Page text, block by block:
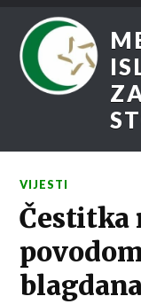
VIJESTI
Čestitka